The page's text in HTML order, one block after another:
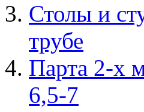
Столы и
трубе
Парта 2-х
6,5-7